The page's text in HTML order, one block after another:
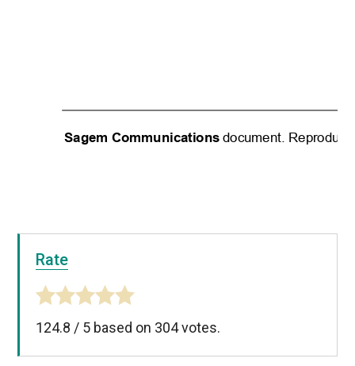
Sagem Communications document.
Rate
124.8 / 5 based on 304votes.